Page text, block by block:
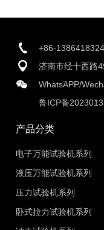
+86-
济南市经十西路
WhatsAPP/
鲁ICP备
产品分类
电子万能试验机系列
液压万能试验机系列
压力试验机系列
卧式拉力试验机系列